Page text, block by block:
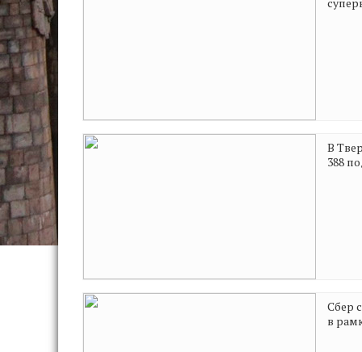
В
388
Сбер
в